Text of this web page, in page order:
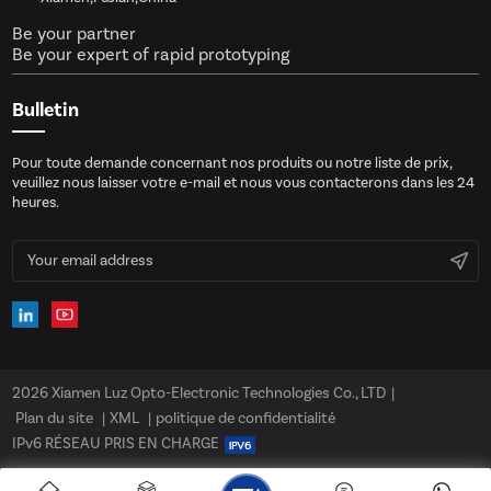
Be your partner
Be your expert of rapid prototyping
Bulletin
Pour toute demande concernant nos produits ou notre liste de prix,
veuillez nous laisser votre e-mail et nous vous contacterons dans les 24
heures.
2026 Xiamen Luz Opto-Electronic Technologies Co., LTD |
Plan du site | XML | politique de confidentialité
IPv6 RÉSEAU PRIS EN CHARGE